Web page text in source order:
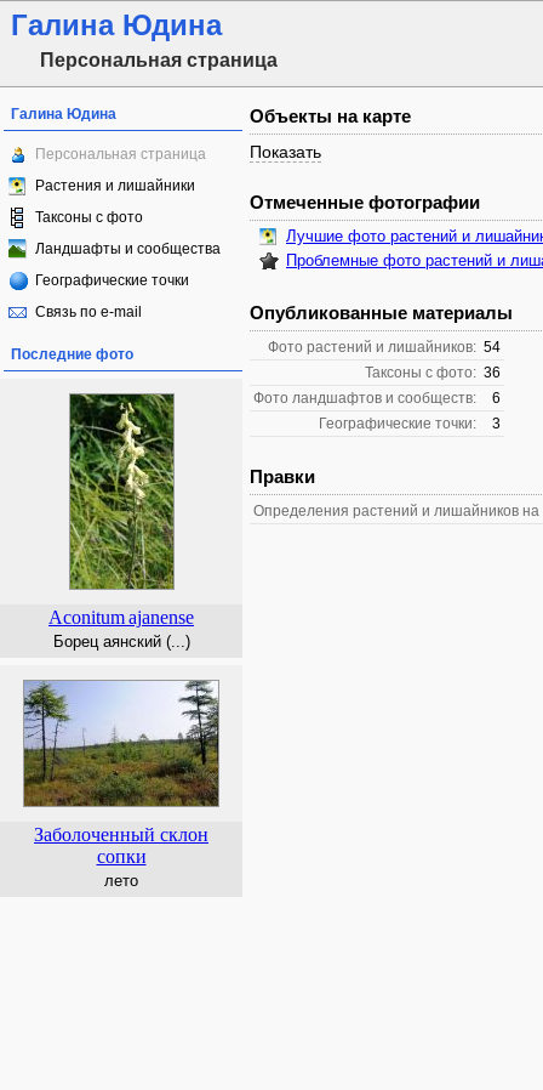
Галина Юдина
Персональная страница
Галина Юдина
Персональная страница
Растения и лишайники
Таксоны с фото
Ландшафты и сообщества
Географические точки
Связь по e-mail
Последние фото
Aconitumajanense
Борец аянский (...)
Заболоченный склон
сопки
лето
Объекты на карте
Показать
Отмеченные фотографии
Лучшие фото растений и
Проблемные фото растений и
Опубликованные материалы
Фото растений и лишайников: 54
Таксоны с фото: 36
Фото ландшафтов и сообществ:
6
Географические точки:
3
Правки
Определения растений и лишайников